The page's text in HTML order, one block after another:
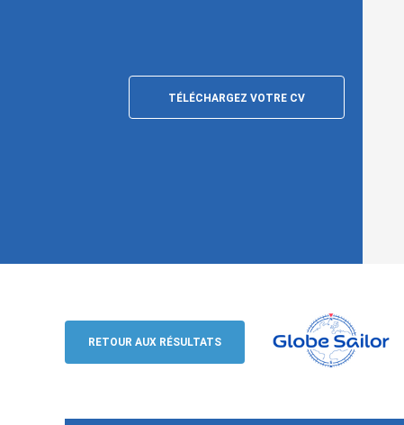
TÉLÉCHARGEZ VOTRE CV
Praktikum im Marketing /
englischsprachige/r Community &
GlobeSailor
RETOUR AUX RÉSULTATS